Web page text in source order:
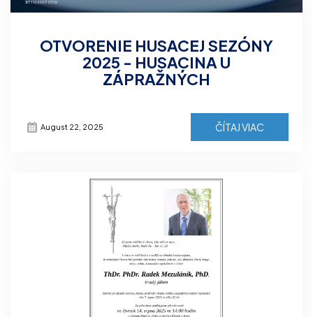
OTVORENIE HUSACEJ SEZÓNY
2025 - HUSACINA U
ZÁPRAŽNÝCH
August 22, 2025 ČÍTAJ VIAC